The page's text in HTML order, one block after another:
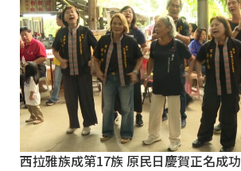
西拉雅族成第17族 原民日慶賀正名成功